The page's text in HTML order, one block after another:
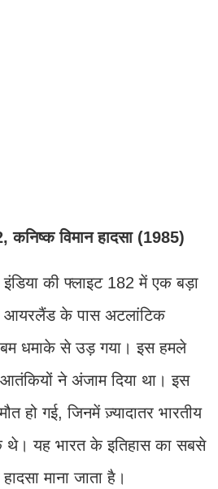
कनिष्क विमान हादसा (1985)
की फ्लाइट 182 में एक बड़ा
आयरलैंड के पास अटलांटिक
धमाके से उड़ गया। इस हमले
ने अंजाम दिया था। इस
हो गई, जिनमें ज़्यादातर भारतीय
थे। यह भारत के इतिहास का सबसे
माना जाता है।